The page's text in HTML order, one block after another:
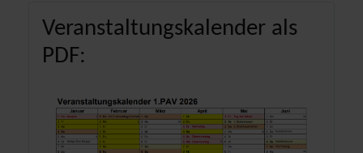
Veranstaltungskalender als
PDF: